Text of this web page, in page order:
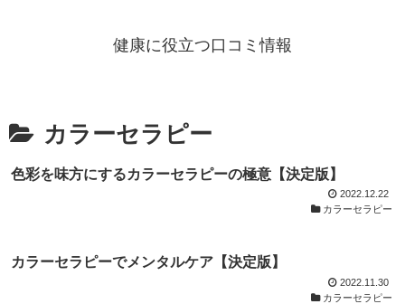
健康に役立つ口コミ情報
カラーセラピー
色彩を味方にするカラーセラピーの極意【決定版】
2022.12.22
カラーセラピー
カラーセラピーでメンタルケア【決定版】
2022.11.30
カラーセラピー